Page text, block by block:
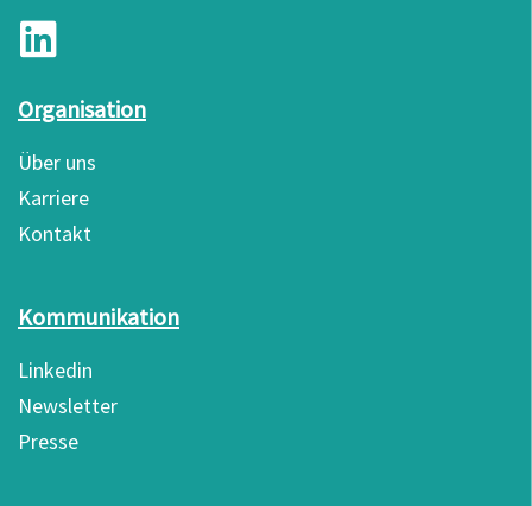
Organisation
Über uns
Karriere
Kontakt
Kommunikation
Linkedin
Newsletter
Presse